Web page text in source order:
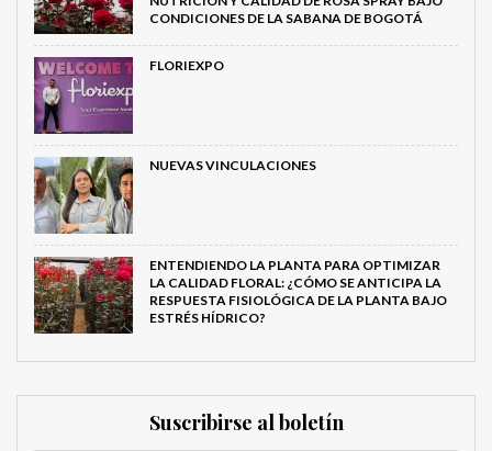
CONDICIONES DE LA SABANA DE BOGOTÁ
FLORIEXPO
NUEVAS VINCULACIONES
ENTENDIENDO LA PLANTA PARA OPTIMIZAR
LA CALIDAD FLORAL: ¿CÓMO SE ANTICIPA LA
RESPUESTA FISIOLÓGICA DE LA PLANTA BAJO
ESTRÉS HÍDRICO?
Suscribirse al boletín